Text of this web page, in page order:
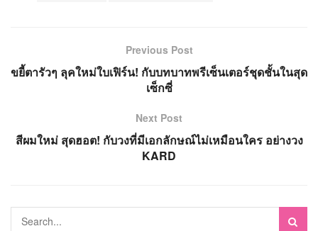
Previous Post
ขยี้ตารัวๆ ลุคใหม่ใบเฟิร์น! กับบทบาทพรีเซ็นเตอร์ชุดชั้นในสุด
เซ็กซี่
Next Post
สีผมใหม่ สุดฮอต! กับวงที่มีเอกลักษณ์ไม่เหมือนใคร อย่างวง
KARD